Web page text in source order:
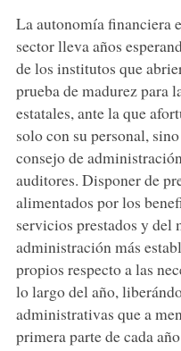
La autonomía financiera
sector lleva años
de los institutos que
prueba de madurez para
estatales, ante la que
solo con su personal,
consejo de
auditores. Disponer de
alimentados por los
servicios prestados y del
administración más
propios respecto a las
lo largo del año,
administrativas que a
primera parte de cada